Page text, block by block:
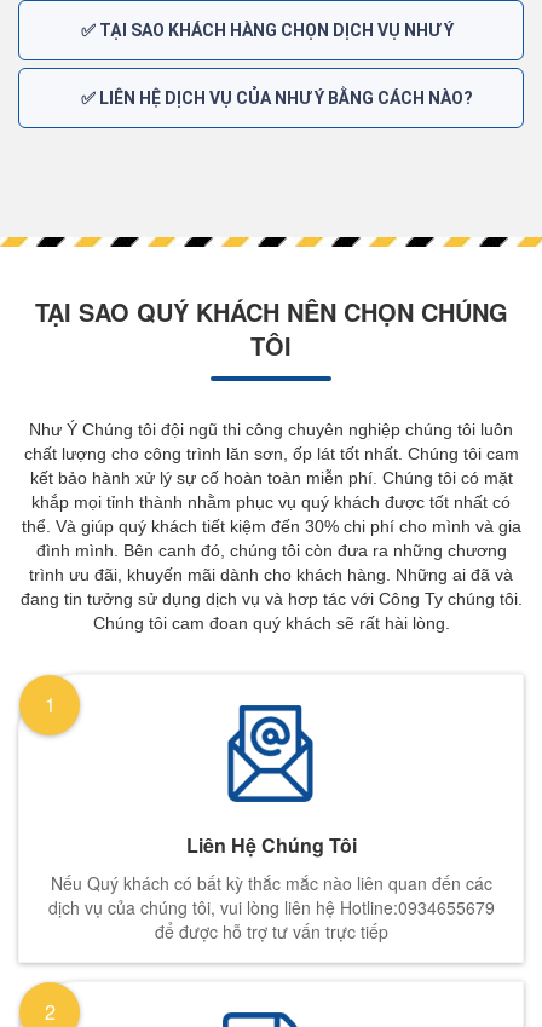
✅ TẠI SAO KHÁCH HÀNG CHỌN DỊCH VỤ NHƯ Ý
✅ LIÊN HỆ DỊCH VỤ CỦA NHƯ Ý BẰNG CÁCH NÀO?
TẠI SAO QUÝ KHÁCH NÊN CHỌN CHÚNG
TÔI
Như Ý Chúng tôi đội ngũ thi công chuyên nghiệp chúng tôi luôn
chất lượng cho công trình lăn sơn, ốp lát tốt nhất. Chúng tôi cam
kết bảo hành xử lý sự cố hoàn toàn miễn phí. Chúng tôi có mặt
khắp mọi tỉnh thành nhằm phục vụ quý khách được tốt nhất có
thể. Và giúp quý khách tiết kiệm đến 30% chi phí cho mình và gia
đình mình. Bên canh đó, chúng tôi còn đưa ra những chương
trình ưu đãi, khuyến mãi dành cho khách hàng. Những ai đã và
đang tin tưởng sử dụng dịch vụ và hơp tác với Công Ty chúng tôi.
Chúng tôi cam đoan quý khách sẽ rất hài lòng.
Liên Hệ Chúng Tôi
Nếu Quý khách có bất kỳ thắc mắc nào liên quan đến các
dịch vụ của chúng tôi, vui lòng liên hệ Hotline:0934655679
để được hỗ trợ tư vấn trực tiếp
1
2